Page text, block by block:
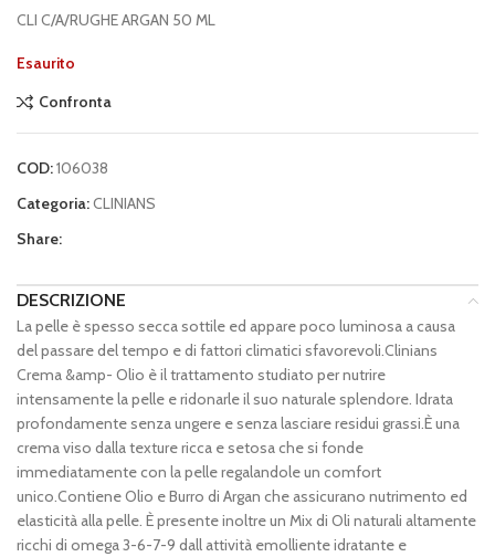
CLI C/A/RUGHE ARGAN 50 ML
Esaurito
Confronta
COD:106038
Categoria:CLINIANS
Share:
DESCRIZIONE
La pelle è spesso secca sottile ed appare poco luminosa a causa
del passare del tempo e di fattori climatici sfavorevoli.Clinians
Crema &amp- Olio è il trattamento studiato per nutrire
intensamente la pelle e ridonarle il suo naturale splendore. Idrata
profondamente senza ungere e senza lasciare residui grassi.È una
crema viso dalla texture ricca e setosa che si fonde
immediatamente con la pelle regalandole un comfort
unico.Contiene Olio e Burro di Argan che assicurano nutrimento ed
elasticità alla pelle. È presente inoltre un Mix di Oli naturali altamente
ricchi di omega 3-6-7-9 dall attività emolliente idratante e